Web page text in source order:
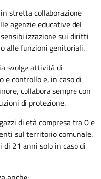
stretta collaborazione
agenzie educative del
sui diritti
alle funzioni genitoriali.
svolge attività di
e controllo e, in caso di
collabora sempre con
di protezione.
di età compresa tra 0 e
sul territorio comunale.
di 21 anni solo in caso di